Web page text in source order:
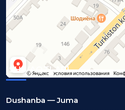
ISH VAQTLARI
Dushanba — Juma